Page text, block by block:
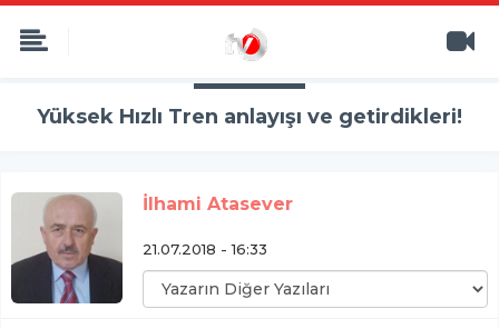
Yüksek Hızlı Tren anlayışı ve getirdikleri!
İlhami Atasever
21.07.2018 - 16:33